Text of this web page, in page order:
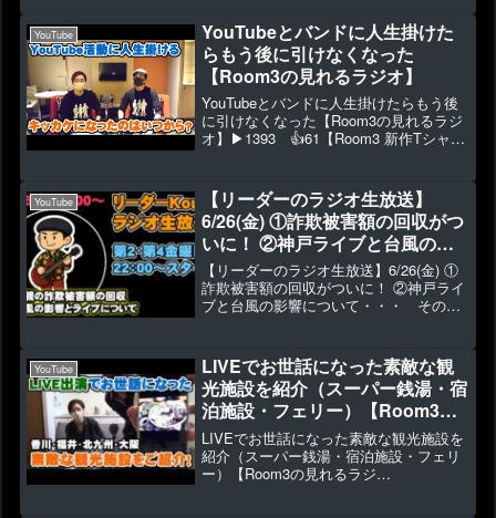
頼・お仕事依頼 ⇒ ◆複数アーティスト
でのイ...
YouTube
YouTubeとバンドに人生掛けた
らもう後に引けなくなった
【Room3の見れるラジオ】
YouTubeとバンドに人生掛けたらもう後
に引けなくなった【Room3の見れるラジ
オ】▶1393 👍61【Room3 新作Tシャツ
◆寄付・プレゼント送付 ⇒ ◆B...
YouTube
【リーダーのラジオ生放送】
6/26(金) ①詐欺被害額の回収がつ
いに！ ②神戸ライブと台風の影
響について・・・ その他雑談と
コメント読みます。
【リーダーのラジオ生放送】6/26(金) ①
詐欺被害額の回収がついに！ ②神戸ライ
ブと台風の影響について・・・ その他
被害額の回収がついに！ ②神戸ライブと
台...
YouTube
LIVEでお世話になった素敵な観
光施設を紹介（スーパー銭湯・宿
泊施設・フェリー）【Room3の
見れるラジオ】
（香川県 福井県 福岡 北九
州 大阪）
LIVEでお世話になった素敵な観光施設を
紹介（スーパー銭湯・宿泊施設・フェリ
ー）【Room3の見れるラジ